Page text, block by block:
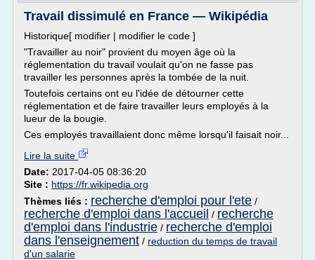
Travail dissimulé en France — Wikipédia
Historique[ modifier | modifier le code ]
"Travailler au noir" provient du moyen âge où la
réglementation du travail voulait qu'on ne fasse pas
travailler les personnes après la tombée de la nuit.
Toutefois certains ont eu l'idée de détourner cette
réglementation et de faire travailler leurs employés à la
lueur de la bougie.
Ces employés travaillaient donc même lorsqu'il faisait noir...
Lire la suite
Date: 2017-04-05 08:36:20
Site : https://fr.wikipedia.org
Thèmes liés : recherche d'emploi pour l'ete /
recherche d'emploi dans l'accueil / recherche
d'emploi dans l'industrie / recherche d'emploi
dans l'enseignement / reduction du temps de travail
d'un salarie